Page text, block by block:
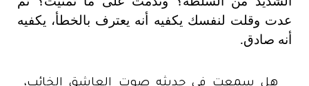
عدت وقلت لنفسك يكفيه أنه يعترف بالخطأ، يكفيه
أنه صادق.